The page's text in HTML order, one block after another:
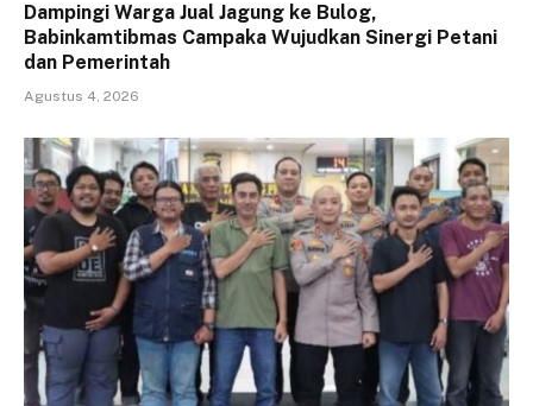
Dampingi Warga Jual Jagung ke Bulog,
Babinkamtibmas Campaka Wujudkan Sinergi Petani
dan Pemerintah
Agustus 4, 2026